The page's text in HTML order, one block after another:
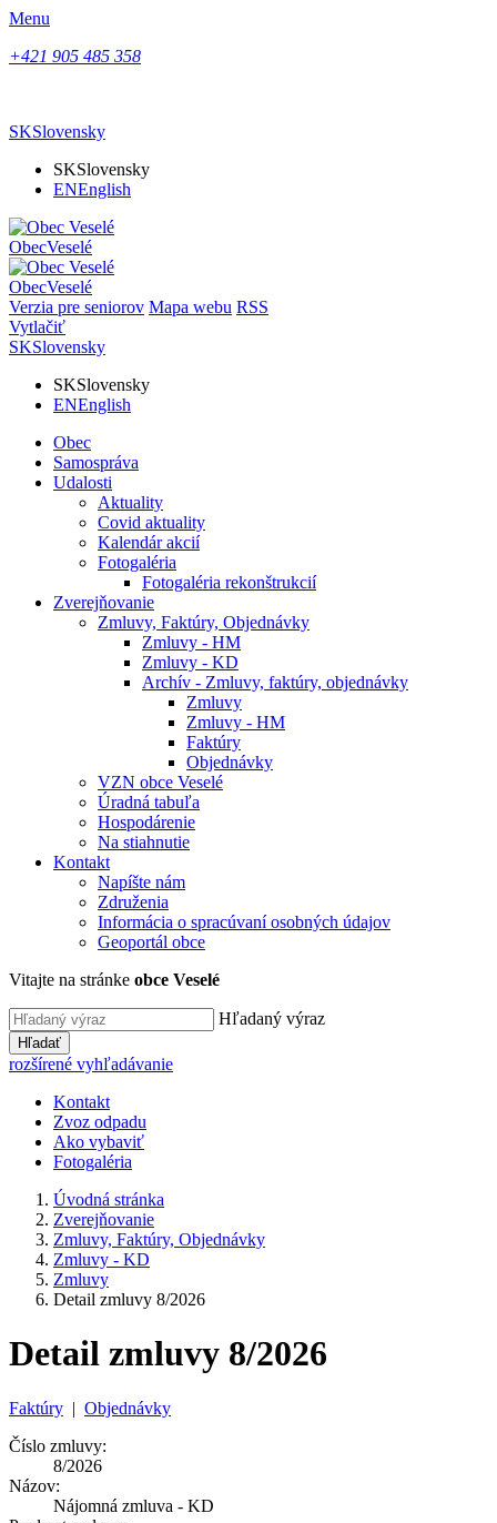
Menu
+421 905 485 358
SKSlovensky
SKSlovensky
ENEnglish
ObecVeselé
ObecVeselé
Verzia pre seniorov Mapa webu RSS
Vytlačiť
SKSlovensky
SKSlovensky
ENEnglish
Obec
Samospráva
Udalosti
Aktuality
Covid aktuality
Kalendár akcií
Fotogaléria
Fotogaléria rekonštrukcií
Zverejňovanie
Zmluvy, Faktúry, Objednávky
Zmluvy - HM
Zmluvy - KD
Archív - Zmluvy, faktúry, objednávky
Zmluvy
Zmluvy - HM
Faktúry
Objednávky
VZN obce Veselé
Úradná tabuľa
Hospodárenie
Na stiahnutie
Kontakt
Napíšte nám
Združenia
Informácia o spracúvaní osobných údajov
Geoportál obce
Vitajte na stránke obce Veselé
Hľadaný výraz
Hľadať
rozšírené vyhľadávanie
Kontakt
Zvoz odpadu
Ako vybaviť
Fotogaléria
Úvodná stránka
Zverejňovanie
Zmluvy, Faktúry, Objednávky
Zmluvy - KD
Zmluvy
Detail zmluvy 8/2026
Detail zmluvy 8/2026
Faktúry | Objednávky
Číslo zmluvy:
8/2026
Názov:
Nájomná zmluva - KD